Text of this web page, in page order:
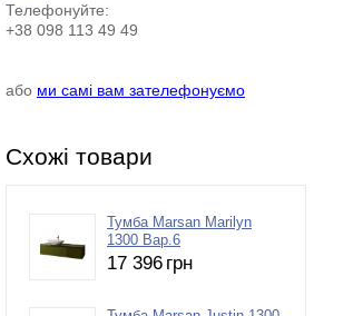
Телефонуйте:
+38 098 113 49 49
або ми самі вам зателефонуємо
Схожі товари
Тумба Marsan Marilyn
1300 Вар.6
17 396 грн